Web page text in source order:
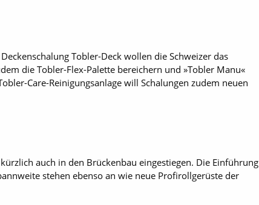
Tobler-Deck wollen die Schweizer das
die Tobler-Flex-Palette bereichern und »Tobler Manu«
Care-Reinigungsanlage will Schalungen zudem neuen
auch in den Brückenbau eingestiegen. Die Einführung
stehen ebenso an wie neue Profirollgerüste der